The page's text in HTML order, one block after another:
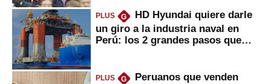
PLUS G
HD Hyundai quiere darle
un giro a la industria naval en
Perú: los 2 grandes pasos que
PLUS G
Peruanos que venden